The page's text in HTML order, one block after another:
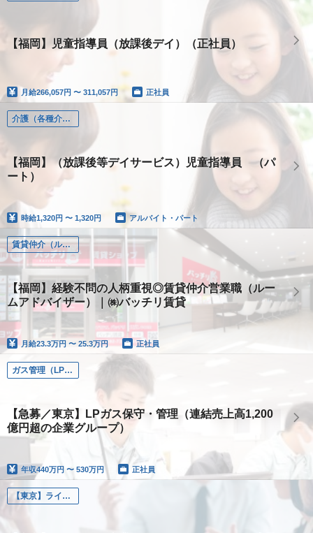
【福岡】児童指導員（放課後デイ）（正社員）
月給266,057円 〜 311,057円 正社員
介護（各種介護職）
【福岡】（放課後等デイサービス）児童指導員 （パ
ート）
時給1,320円 〜 1,320円 アルバイト・パート
賃貸仲介（ルームアドバイザー）
【福岡】経験不問の人柄重視◎賃貸仲介営業職（ルー
ムアドバイザー）｜㈱バッチリ賃貸
月給23.3万円 〜 25.3万円 正社員
ガス管理（LPガスの保守・管理）
【急募／東京】LPガス保守・管理（連結売上高1,200
億円超の企業グループ）
年収440万円 〜 530万円 正社員
【東京】ライフケア事業のエリアマネージャー